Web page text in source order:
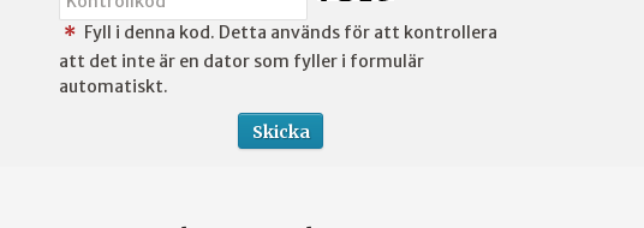
* Fyll i denna kod. Detta används för att kontrollera
att det inte är en dator som fyller i formulär
automatiskt.